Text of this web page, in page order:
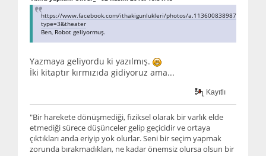
https://www.facebook.com/ithakigunlukleri/photos/
type=3&theater
Ben, Robot geliyormuş.
Yazmaya geliyordu ki yazılmış.
İki kitaptır kırmızıda gidiyoruz ama...
Kayıtlı
"Bir harekete dönüşmediği, fiziksel olarak bir varlık elde
etmediği sürece düşünceler gelip geçicidir ve ortaya
çıktıkları anda eriyip yok olurlar. Seni bir seçim yapmak
zorunda bırakmadıkları, ne kadar önemsiz olursa olsun bir